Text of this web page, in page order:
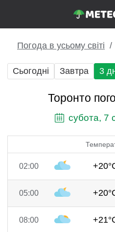
Погода в усьому світі
Сьогодні Завтра 3
Торонто
субота, 7
02:00
05:00
08:00